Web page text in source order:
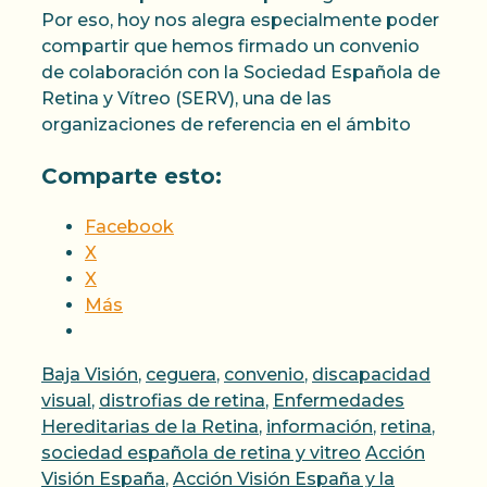
Por eso, hoy nos alegra especialmente poder
compartir que hemos firmado un convenio
de colaboración con la Sociedad Española de
Retina y Vítreo (SERV), una de las
organizaciones de referencia en el ámbito
Comparte esto:
Facebook
X
X
Más
Categorías
Baja Visión, ceguera, convenio, discapacidad
visual, distrofias de retina, Enfermedades
Hereditarias de la Retina, información, retina,
sociedad española de retina y vitreo Etiquetas
Acción
Visión España, Acción Visión España y la